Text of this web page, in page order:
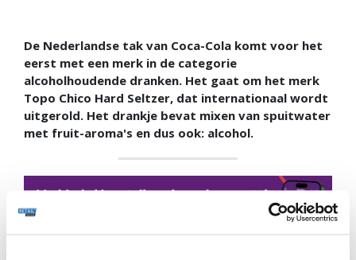
De Nederlandse tak van Coca-Cola komt voor het
eerst met een merk in de categorie
alcoholhoudende dranken. Het gaat om het merk
Topo Chico Hard Seltzer, dat internationaal wordt
uitgerold. Het drankje bevat mixen van spuitwater
met fruit-aroma's en dus ook: alcohol.